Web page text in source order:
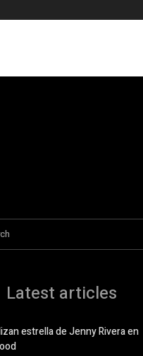
Latest articles
estrella de Jenny Rivera en